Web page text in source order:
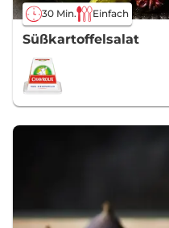
30 Min. Einfach
Süßkartoffelsalat